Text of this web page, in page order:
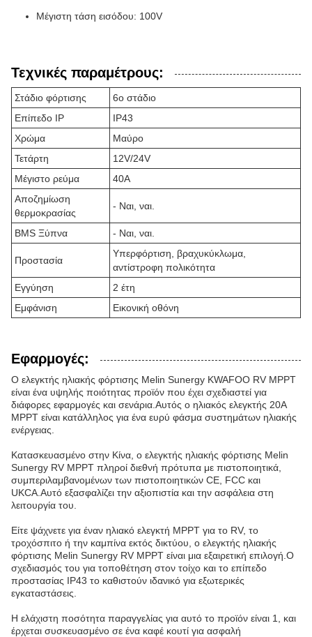
Μέγιστη τάση εισόδου: 100V
Τεχνικές παραμέτρους:
Στάδιο φόρτισης
6ο στάδιο
Επίπεδο IP
IP43
Χρώμα
Μαύρο
Τετάρτη
12V/24V
Μέγιστο ρεύμα
40Α
Αποζημίωση
θερμοκρασίας
- Ναι, ναι.
BMS Ξύπνα - Ναι, ναι.
Προστασία
Υπερφόρτιση, βραχυκύκλωμα,
αντίστροφη πολικότητα
Εγγύηση
2 έτη
Εμφάνιση
Εικονική οθόνη
Εφαρμογές:
Ο ελεγκτής ηλιακής φόρτισης Melin Sunergy KWAFOO RV MPPT
είναι ένα υψηλής ποιότητας προϊόν που έχει σχεδιαστεί για
διάφορες εφαρμογές και σενάρια.Αυτός ο ηλιακός ελεγκτής 20A
MPPT είναι κατάλληλος για ένα ευρύ φάσμα συστημάτων ηλιακής
ενέργειας.
Κατασκευασμένο στην Κίνα, ο ελεγκτής ηλιακής φόρτισης Melin
Sunergy RV MPPT πληροί διεθνή πρότυπα με πιστοποιητικά,
συμπεριλαμβανομένων των πιστοποιητικών CE, FCC και
UKCA.Αυτό εξασφαλίζει την αξιοπιστία και την ασφάλεια στη
λειτουργία του.
Είτε ψάχνετε για έναν ηλιακό ελεγκτή MPPT για το RV, το
τροχόσπιτο ή την καμπίνα εκτός δικτύου, ο ελεγκτής ηλιακής
φόρτισης Melin Sunergy RV MPPT είναι μια εξαιρετική επιλογή.Ο
σχεδιασμός του για τοποθέτηση στον τοίχο και το επίπεδο
προστασίας IP43 το καθιστούν ιδανικό για εξωτερικές
εγκαταστάσεις.
Η ελάχιστη ποσότητα παραγγελίας για αυτό το προϊόν είναι 1, και
έρχεται συσκευασμένο σε ένα καφέ κουτί για ασφαλή